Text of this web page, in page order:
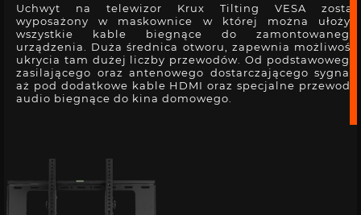
Uchwyt na telewizor Krux Tilting VESA został
wyposażony w maskownice w której można ułożyć
wszystkie kable biegnące do zamontowanego
urządzenia. Duża średnica otworu, zapewnia możliwość
ukrycia tam dużej liczby przewodów. Od podstawowego
zasilającego oraz antenowego dostarczającego sygnał,
aż pod dodatkowe kable HDMI oraz specjalne przewody
audio biegnące do kina domowego.